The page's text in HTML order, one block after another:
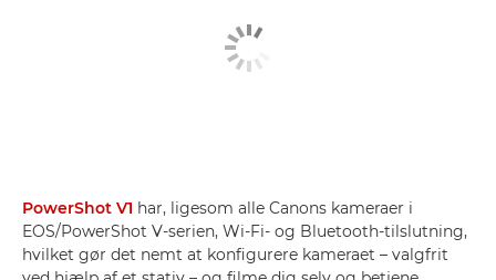
PowerShot V1 har, ligesom alle Canons kameraer i
EOS/PowerShot V-serien, Wi-Fi- og Bluetooth-tilslutning,
hvilket gør det nemt at konfigurere kameraet – valgfrit